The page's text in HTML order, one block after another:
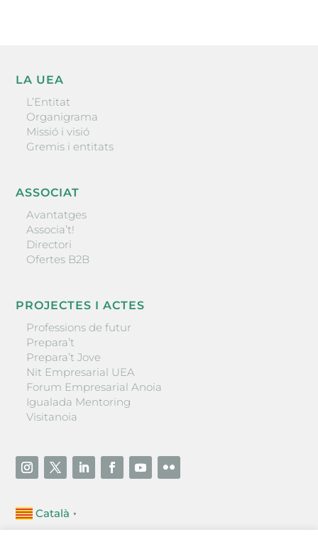
LA UEA
L’Entitat
Organigrama
Missió i visió
Gremis i entitats
ASSOCIAT
Avantatges
Associa’t!
Directori
Ofertes B2B
PROJECTES I ACTES
Professions de futur
Prepara’t
Prepara’t Jove
Nit Empresarial UEA
Forum Empresarial Anoia
Igualada Mentoring
Visitanoia
Català ▼